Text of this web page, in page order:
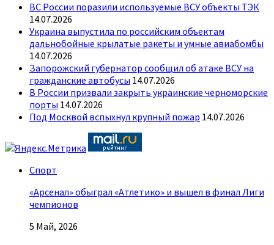
ВС России поразили используемые ВСУ объекты ТЭК
14.07.2026
Украина выпустила по российским объектам
дальнобойные крылатые ракеты и умные авиабомбы
14.07.2026
Запорожский губернатор сообщил об атаке ВСУ на
гражданские автобусы 14.07.2026
В России призвали закрыть украинские черноморские
порты 14.07.2026
Под Москвой вспыхнул крупный пожар 14.07.2026
Спорт
«Арсенал» обыграл «Атлетико» и вышел в финал Лиги
чемпионов
5 Май, 2026